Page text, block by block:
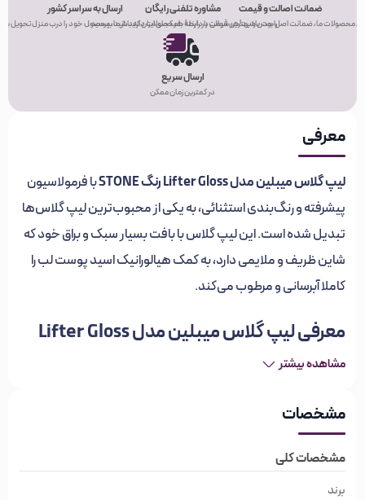
ضمانت اصالت و قیمت
محصولات ما، ضمانت اصل بودن و بهترین قیمت را دارند!
مشاوره تلفنی رایگان
راحت باشید! هر سوالی در رابطه با محصولات دارید، از ما بپرسید.
ارسال به سراسر کشور
هر کجای ایران که باشید، محصول خود را درب منزل تحویل
ارسال سریع
در کمترین زمان ممکن
معرفی
لیپ گلاس میبلین مدل Lifter Gloss رنگ STONE
با فرمولاسیون
پیشرفته و رنگ‌بندی استثنائی، به یکی از محبوب‌ترین لیپ گلاس‌ها
تبدیل شده است. این لیپ گلاس با بافت بسیار سبک و براق خود که
شاین ظریف و ملایمی دارد، به کمک هیالورانیک اسید پوست لب را
کاملا آبرسانی و مرطوب می‌کند.
معرفی لیپ گلاس میبلین مدل Lifter Gloss
رنگ STONE
بافت این محصول به گونه‌ای است که احساس چسبندگی ایجاد
نمی‌کند. اپلیکاتور حرفه‌ای لیپ گلاس میبلین به شما کمک می‌کند
که به راحتی از آن استفاده کنید و ظاهر براق و درخشان به لب‌های
خود ببخشید. در فرمولاسیون لیپ گلاس لیفتر گلاس میبلین از
مشاهده بیشتر
مشخصات
مشخصات کلی
برند